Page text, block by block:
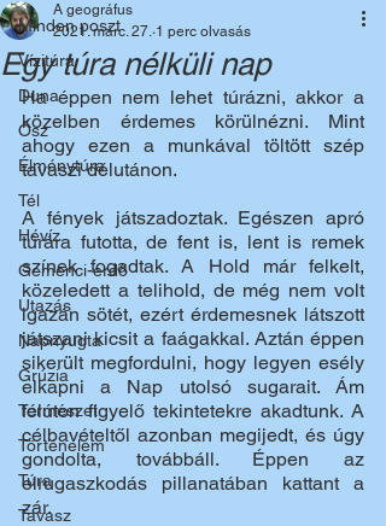
Minden poszt
Vízitúra
Duna
Ősz
Élménytúra
Tél
Hévíz
Gemenci-erdő
Utazás
Napnyugta
Grúzia
Természet
Történelem
Túra
Tavasz
Egy túra nélküli nap
A geográfus
2021. márc. 27. 1 perc olvasás
Ha éppen nem lehet túrázni, akkor a
közelben érdemes körülnézni. Mint
ahogy ezen a munkával töltött szép
tavaszi délutánon.
A fények játszadoztak. Egészen apró
túrára futotta, de fent is, lent is remek
színek fogadtak. A Hold már felkelt,
közeledett a telihold, de még nem volt
igazán sötét, ezért érdemesnek látszott
játszani kicsit a faágakkal. Aztán éppen
sikerült megfordulni, hogy legyen esély
elkapni a Nap utolsó sugarait. Ám
félúton figyelő tekintetekre akadtunk. A
célbavételtől azonban megijedt, és úgy
gondolta, továbbáll. Éppen az
elrugaszkodás pillanatában kattant a
zár.